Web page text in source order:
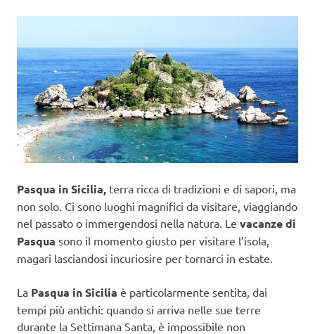
Pasqua in Sicilia, terra ricca di tradizioni e di sapori, ma
non solo. Ci sono luoghi magnifici da visitare, viaggiando
nel passato o immergendosi nella natura. Le vacanze di
Pasqua sono il momento giusto per visitare l’isola,
magari lasciandosi incuriosire per tornarci in estate.
La Pasqua in Sicilia è particolarmente sentita, dai
tempi più antichi: quando si arriva nelle sue terre
durante la Settimana Santa, è impossibile non